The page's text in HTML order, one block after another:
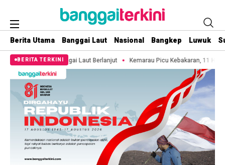
Berita Utama Banggai Laut Nasional Bangkep Luwuk
BERITA TERKINI
Laut Berlanjut Kemarau Picu Kebakaran, 11 Hektare Lahan di Pulau 3B